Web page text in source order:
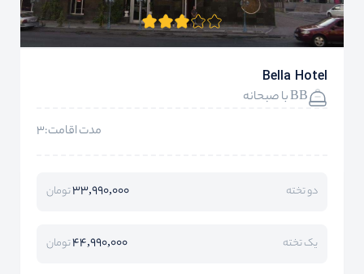
Bella Hotel
BB با صبحانه
مدت اقامت:3
دو تخته 33,990,000تومان
یک تخته 44,990,000تومان